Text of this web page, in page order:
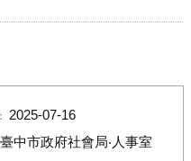
2025-07-16
臺中市政府社會局‧人事室